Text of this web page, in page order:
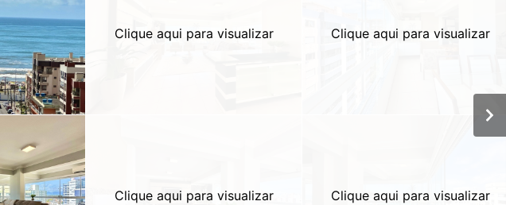
Clique aqui para visualizar
Clique aqui para visualizar
Clique aqui para visualizar
Clique aqui para visualizar